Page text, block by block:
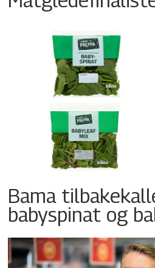
Bama
babyspinat og